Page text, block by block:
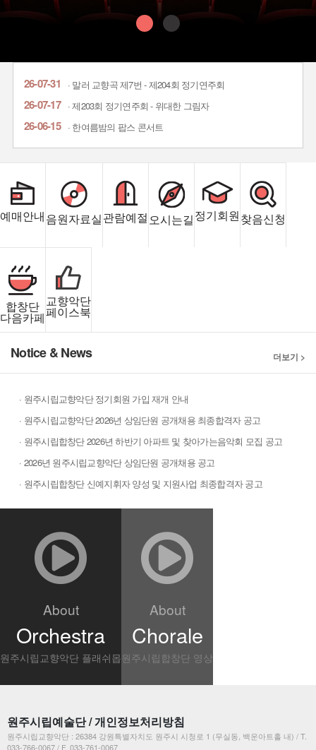
· 말러 교향곡 제7번 - 제204회 정기연주회
26-07-31
· 제203회 정기연주회 - 위대한 그림자
26-07-17
· 한여름밤의 팝스 콘서트
26-06-15
예매안내음원자료실관람예절오시는길정기회원찾음신청
합창단
다음카페
교향악단
페이스북
Notice & News 더보기 >
· 원주시립교향악단 정기회원 가입 재개 안내
· 원주시립교향악단 2026년 상임단원 공개채용 최종합격자 공고
· 원주시립합창단 2026년 하반기 아파트 및 찾아가는음악회 모집 공고
· 2026년 원주시립교향악단 상임단원 공개채용 공고
· 원주시립합창단 신예지휘자 양성 및 지원사업 최종합격자 공고
About
Orchestra
원주시립교향악단 플래쉬몹
About
Chorale
원주시립합창단 영상
원주시립예술단 / 개인정보처리방침
원주시립교향악단 : 26384 강원특별자치도 원주시 시청로 1 (무실동, 백운아트홀 내) / T.
033-766-0067 / F. 033-761-0067